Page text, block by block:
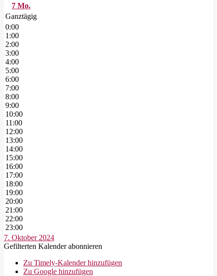
7 Mo.
Ganztägig
0:00
1:00
2:00
3:00
4:00
5:00
6:00
7:00
8:00
9:00
10:00
11:00
12:00
13:00
14:00
15:00
16:00
17:00
18:00
19:00
20:00
21:00
22:00
23:00
7. Oktober 2024
Gefilterten Kalender abonnieren
Zu Timely-Kalender hinzufügen
Zu Google hinzufügen